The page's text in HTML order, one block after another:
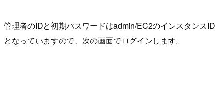
管理者のIDと初期パスワードはadmin/EC2のインスタンスID
となっていますので、次の画面でログインします。